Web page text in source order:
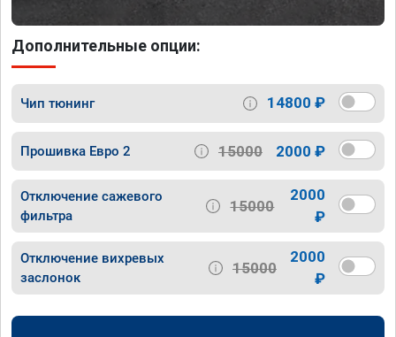
Дополнительные опции:
Чип тюнинг 14800 ₽
Прошивка Евро 2 15000 2000 ₽
Отключение сажевого
фильтра
15000
2000
₽
Отключение вихревых
заслонок
15000
2000
₽